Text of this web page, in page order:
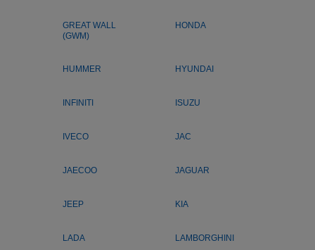
GREAT WALL
(GWM)
HONDA
HUMMER HYUNDAI
INFINITI ISUZU
IVECO JAC
JAECOO JAGUAR
JEEP KIA
LADA LAMBORGHINI